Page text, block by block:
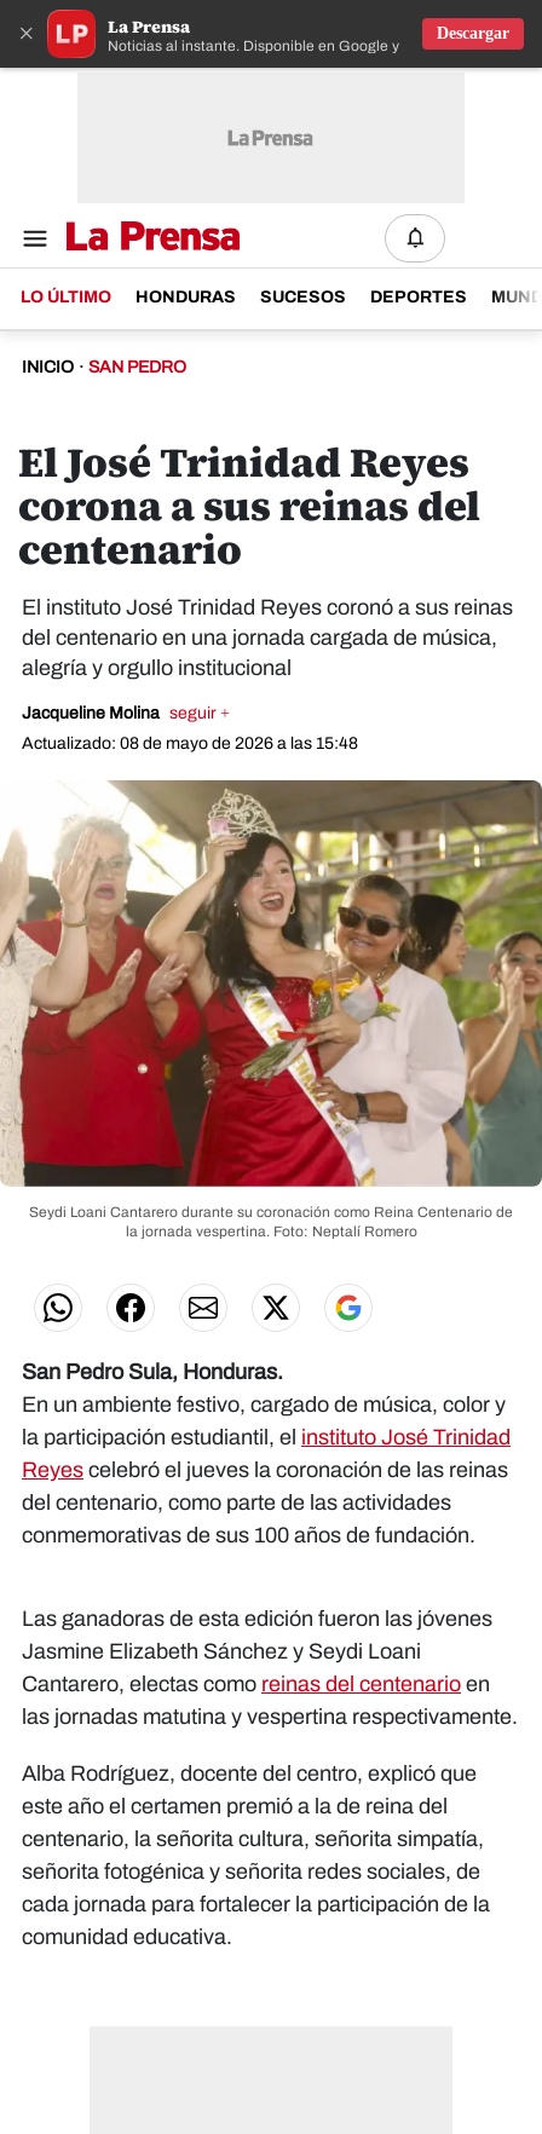
× La Prensa
Noticias al instante. Disponible en Google y IOS
Descargar
LO ÚLTIMO HONDURAS SUCESOS DEPORTES
INICIO · SAN PEDRO
El José Trinidad Reyes
corona a sus reinas del
centenario
El instituto José Trinidad Reyes coronó a sus reinas
del centenario en una jornada cargada de música,
alegría y orgullo institucional
Jacqueline Molina seguir +
Actualizado: 08 de mayo de 2026 a las 15:48
Seydi Loani Cantarero durante su coronación como Reina Centenario de
la jornada vespertina. Foto: Neptalí Romero
San Pedro Sula, Honduras.
En un ambiente festivo, cargado de música, color y
la participación estudiantil, el instituto José Trinidad
Reyes celebró el jueves la coronación de las reinas
del centenario, como parte de las actividades
conmemorativas de sus 100 años de fundación.
Las ganadoras de esta edición fueron las jóvenes
Jasmine Elizabeth Sánchez y Seydi Loani
Cantarero, electas como reinas del centenario en
las jornadas matutina y vespertina respectivamente.
Alba Rodríguez, docente del centro, explicó que
este año el certamen premió a la de reina del
centenario, la señorita cultura, señorita simpatía,
señorita fotogénica y señorita redes sociales, de
cada jornada para fortalecer la participación de la
comunidad educativa.